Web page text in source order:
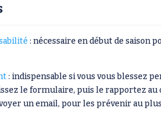
: nécessaire en début de saison
: indispensable si vous vous blessez
le formulaire, puis le rapportez au
un email, pour les prévenir au